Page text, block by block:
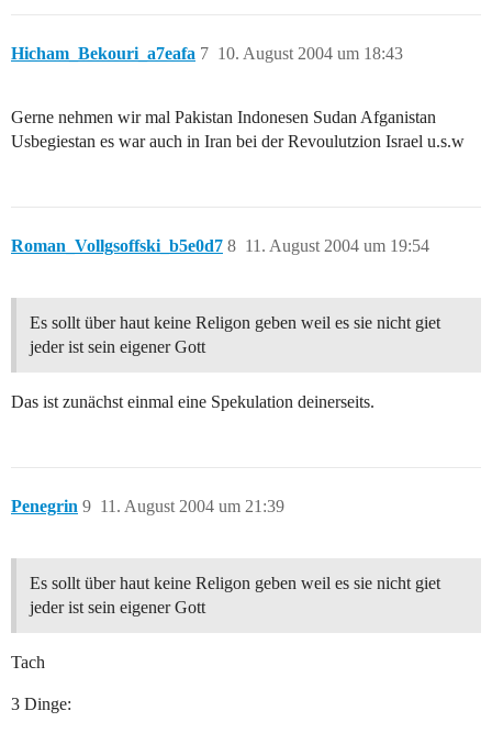
Hicham_Bekouri_a7eafa 10. August 2004 um 18:43
7
Gerne nehmen wir mal Pakistan Indonesen Sudan Afganistan
Usbegiestan es war auch in Iran bei der Revoulutzion Israel u.s.w
Roman_Vollgsoffski_b5e0d7 11. August 2004 um 19:54
8
Es sollt über haut keine Religon geben weil es sie nicht giet
jeder ist sein eigener Gott
Das ist zunächst einmal eine Spekulation deinerseits.
Penegrin 11. August 2004 um 21:39
9
Es sollt über haut keine Religon geben weil es sie nicht giet
jeder ist sein eigener Gott
Tach
3 Dinge: